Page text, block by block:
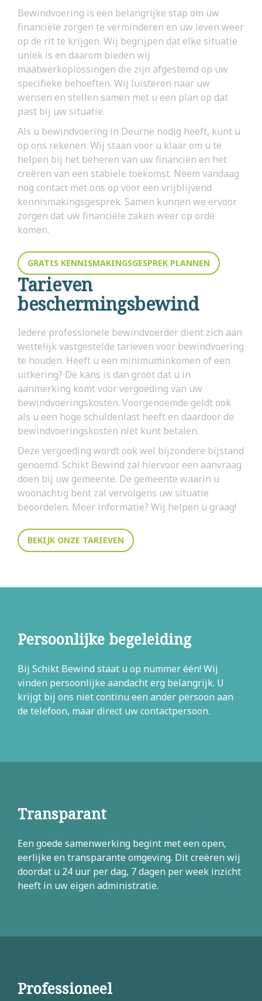
Bewindvoering is een belangrijke stap om uw
financiële zorgen te verminderen en uw leven weer
op de rit te krijgen. Wij begrijpen dat elke situatie
uniek is en daarom bieden wij
maatwerkoplossingen die zijn afgestemd op uw
specifieke behoeften. Wij luisteren naar uw
wensen en stellen samen met u een plan op dat
past bij uw situatie.
Als u bewindvoering in Deurne nodig heeft, kunt u
op ons rekenen. Wij staan voor u klaar om u te
helpen bij het beheren van uw financiën en het
creëren van een stabiele toekomst. Neem vandaag
nog contact met ons op voor een vrijblijvend
kennismakingsgesprek. Samen kunnen we ervoor
zorgen dat uw financiële zaken weer op orde
komen.
GRATIS KENNISMAKINGSGESPREK PLANNEN
Tarieven
beschermingsbewind
Iedere professionele bewindvoerder dient zich aan
wettelijk vastgestelde tarieven voor bewindvoering
te houden. Heeft u een minimuminkomen of een
uitkering? De kans is dan groot dat u in
aanmerking komt voor vergoeding van uw
bewindvoeringskosten. Voorgenoemde geldt ook
als u een hoge schuldenlast heeft en daardoor de
bewindvoeringskosten niet kunt betalen.
Deze vergoeding wordt ook wel bijzondere bijstand
genoemd. Schikt Bewind zal hiervoor een aanvraag
doen bij uw gemeente. De gemeente waarin u
woonachtig bent zal vervolgens uw situatie
beoordelen. Meer informatie? Wij helpen u graag!
BEKIJK ONZE TARIEVEN
Persoonlijke begeleiding
Bij Schikt Bewind staat u op nummer één! Wij
vinden persoonlijke aandacht erg belangrijk. U
krijgt bij ons niet continu een ander persoon aan
de telefoon, maar direct uw contactpersoon.
Transparant
Een goede samenwerking begint met een open,
eerlijke en transparante omgeving. Dit creëren wij
doordat u 24 uur per dag, 7 dagen per week inzicht
heeft in uw eigen administratie.
Professioneel